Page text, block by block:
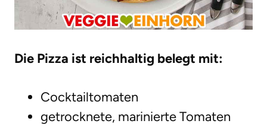
Die Pizza ist reichhaltig belegt mit:
Cocktailtomaten
getrocknete, marinierte Tomaten